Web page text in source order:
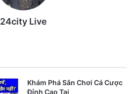
24city Live
Khám Phá Sân Chơi Cá Cược
Đỉnh Cao Tại